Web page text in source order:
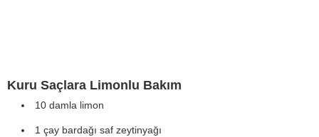
Kuru Saçlara Limonlu Bakım
10 damla limon
1 çay bardağı saf zeytinyağı